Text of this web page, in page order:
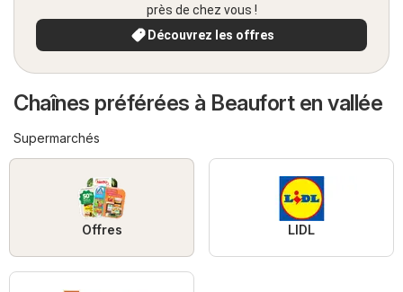
près de chez vous !
Découvrez les offres
Chaînes préférées à Beaufort en vallée
Supermarchés
Offres LIDL